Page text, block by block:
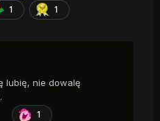
CHWILO TRWAJ
1 1
lubię, nie dowalę
1